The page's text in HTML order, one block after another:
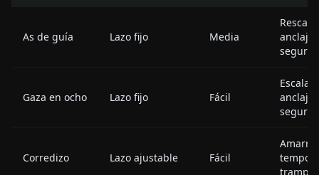
As de guía Lazo fijo Media
Rescate,
seguro
Gaza en ocho Lazo fijo Fácil
Corredizo Lazo ajustable Fácil
Amarre
trampas